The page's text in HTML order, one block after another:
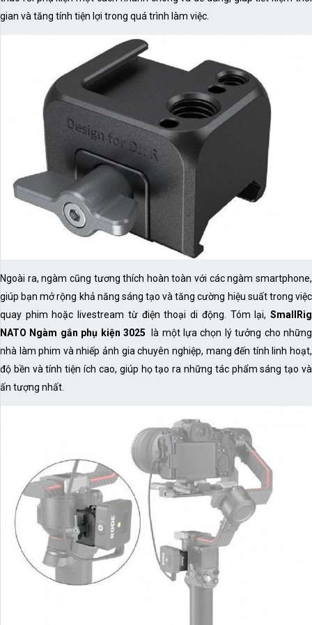
gian và tăng tính tiện lợi trong quá trình làm việc.
Ngoài ra, ngàm cũng tương thích hoàn toàn với các ngàm smartphone,
giúp bạn mở rộng khả năng sáng tạo và tăng cường hiệu suất trong việc
quay phim hoặc livestream từ điện thoại di động. Tóm lại, SmallRig
NATO Ngàm gắn phụ kiện 3025
là một lựa chọn lý tưởng cho những
nhà làm phim và nhiếp ảnh gia chuyên nghiệp, mang đến tính linh hoạt,
độ bền và tính tiện ích cao, giúp họ tạo ra những tác phẩm sáng tạo và
ấn tượng nhất.